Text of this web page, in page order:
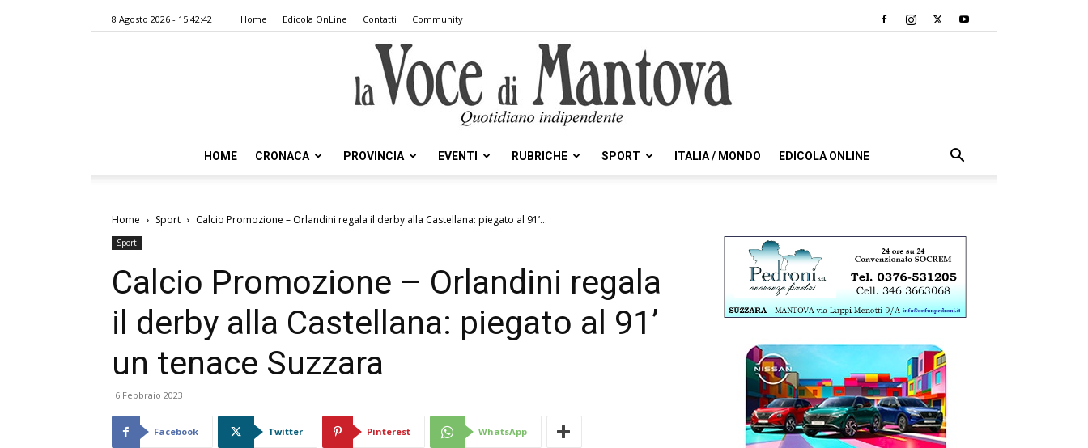
8 Agosto 2026 - 15:42:42 Home Edicola OnLine Contatti Community
HOME CRONACA PROVINCIA EVENTI RUBRICHE SPORT ITALIA / MONDO EDICOLA ONLINE
Home Sport Calcio Promozione – Orlandini regala il derby alla Castellana: piegato al 91’...
Sport
Calcio Promozione – Orlandini regala
il derby alla Castellana: piegato al 91’
un tenace Suzzara
6 Febbraio 2023
Facebook Twitter Pinterest WhatsApp